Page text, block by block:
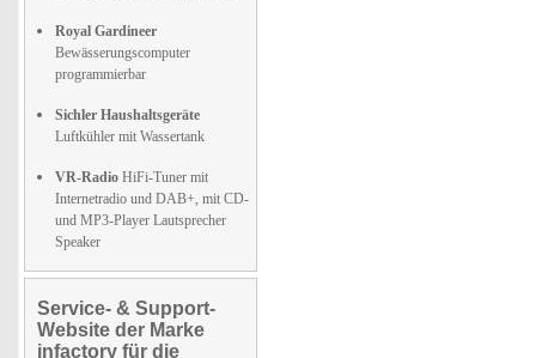
Royal Gardineer
Bewässerungscomputer
programmierbar
Sichler Haushaltsgeräte
Luftkühler mit Wassertank
VR-Radio HiFi-Tuner mit
Internetradio und DAB+, mit CD-
und MP3-Player Lautsprecher
Speaker
Service- & Support-
Website der Marke
infactory für die